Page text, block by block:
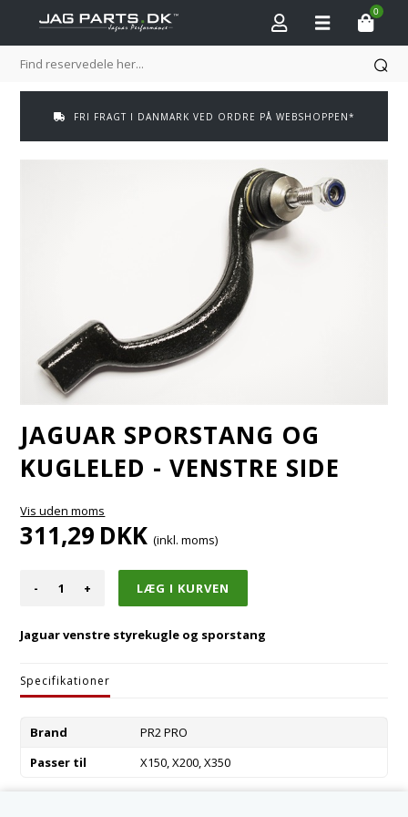
0
FRI FRAGT I DANMARK VED ORDRE PÅ WEBSHOPPEN*
JAGUAR SPORSTANG OG
KUGLELED - VENSTRE SIDE
Vis uden moms
311,29 DKK (inkl. moms)
- +
Jaguar venstre styrekugle og sporstang
Specifikationer
Brand
PR2 PRO
Passer til
X150, X200, X350